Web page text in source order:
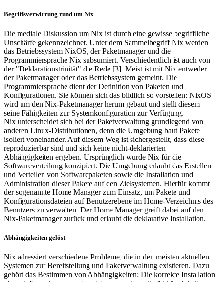
Begriffsverwirrung rund um Nix
Die mediale Diskussion um Nix ist durch eine gewisse begriffliche
Unschärfe gekennzeichnet. Unter dem Sammelbegriff Nix werden
das Betriebssystem NixOS, der Paketmanager und die
Programmiersprache Nix subsumiert. Verschiedentlich ist auch von
der "Deklarationstrinität" die Rede [3]. Meist ist mit Nix entweder
der Paketmanager oder das Betriebssystem gemeint. Die
Programmiersprache dient der Definition von Paketen und
Konfigurationen. Sie können sich das bildlich so vorstellen: NixOS
wird um den Nix-Paketmanager herum gebaut und stellt diesem
seine Fähigkeiten zur Systemkonfiguration zur Verfügung.
Nix unterscheidet sich bei der Paketverwaltung grundlegend von
anderen Linux-Distributionen, denn die Umgebung baut Pakete
isoliert voneinander. Auf diesem Weg ist sichergestellt, dass diese
reproduzierbar sind und sich keine nicht-deklarierten
Abhängigkeiten ergeben. Ursprünglich wurde Nix für die
Softwareverteilung konzipiert. Die Umgebung erlaubt das Erstellen
und Verteilen von Softwarepaketen sowie die Installation und
Administration dieser Pakete auf den Zielsystemen. Hierfür kommt
der sogenannte Home Manager zum Einsatz, um Pakete und
Konfigurationsdateien auf Benutzerebene im Home-Verzeichnis des
Benutzers zu verwalten. Der Home Manager greift dabei auf den
Nix-Paketmanager zurück und erlaubt die deklarative Installation.
Abhängigkeiten gelöst
Nix adressiert verschiedene Probleme, die in den meisten aktuellen
Systemen zur Bereitstellung und Paketverwaltung existieren. Dazu
gehört das Bestimmen von Abhängigkeiten: Die korrekte Installation